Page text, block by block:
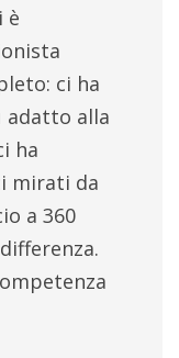
è
ci ha
alla
ha
mirati da
a 360